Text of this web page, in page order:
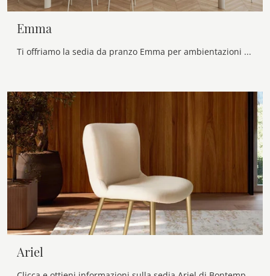
Emma
Ti offriamo la sedia da pranzo Emma per ambientazioni moderne, tra le più esclusive Sedie fisse di Bontempi.
Ariel